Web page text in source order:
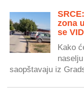
zona
se
Kako
saopštavaju iz